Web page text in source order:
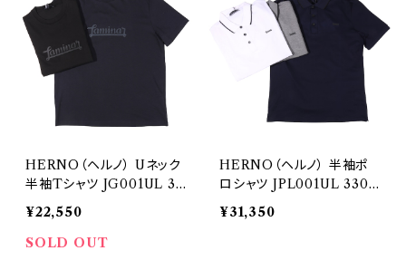
HERNO（ヘルノ） Uネック
半袖Tシャツ JG001UL 33
066
¥22,550
SOLD OUT
HERNO（ヘルノ） 半袖ポ
ロシャツ JPL001UL 3306
9
¥31,350